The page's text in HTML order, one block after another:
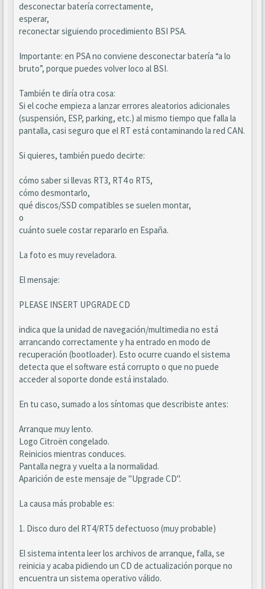
desconectar batería correctamente,
esperar,
reconectar siguiendo procedimiento BSI PSA.
Importante: en PSA no conviene desconectar batería “a lo
bruto”, porque puedes volver loco al BSI.
También te diría otra cosa:
Si el coche empieza a lanzar errores aleatorios adicionales
(suspensión, ESP, parking, etc.) al mismo tiempo que falla la
pantalla, casi seguro que el RT está contaminando la red CAN.
Si quieres, también puedo decirte:
cómo saber si llevas RT3, RT4 o RT5,
cómo desmontarlo,
qué discos/SSD compatibles se suelen montar,
o
cuánto suele costar repararlo en España.
La foto es muy reveladora.
El mensaje:
PLEASE INSERT UPGRADE CD
indica que la unidad de navegación/multimedia no está
arrancando correctamente y ha entrado en modo de
recuperación (bootloader). Esto ocurre cuando el sistema
detecta que el software está corrupto o que no puede
acceder al soporte donde está instalado.
En tu caso, sumado a los síntomas que describiste antes:
Arranque muy lento.
Logo Citroën congelado.
Reinicios mientras conduces.
Pantalla negra y vuelta a la normalidad.
Aparición de este mensaje de "Upgrade CD".
La causa más probable es:
1. Disco duro del RT4/RT5 defectuoso (muy probable)
El sistema intenta leer los archivos de arranque, falla, se
reinicia y acaba pidiendo un CD de actualización porque no
encuentra un sistema operativo válido.